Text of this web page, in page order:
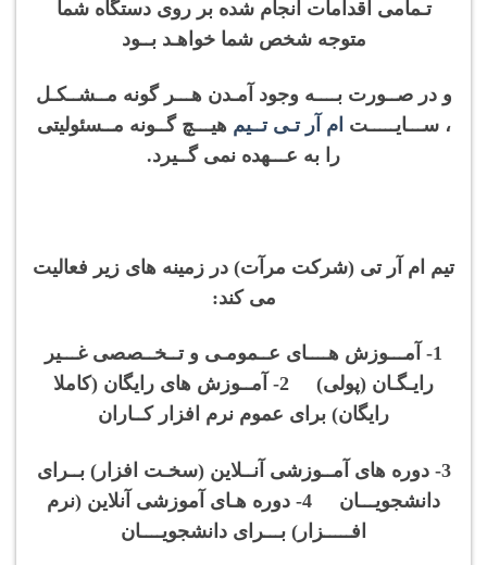
تـمامی اقدامات انجام شده بر روی دستگاه شما
متوجه شخص شما خواهـد بــود
و در صــورت بــــه وجود آمـدن هـــر گونه مــشــکـل
، ســـایـــــت ام آر تـی تــیم هیـــچ گــونه مــسئولیتی
را به عـــهده نمی گــیرد.
تیم ام آر تی (شرکت مرآت) در زمینه های زیر فعالیت
می کند:
1- آمـــوزش هــــای عــمومـی و تــخــصصی غـــیر
رایـگـان (پولی) 2- آمــوزش های رایگان (کاملا
رایگان) برای عموم نرم افزار کــاران
3- دوره های آمــوزشی آنــلاین (سخـت افزار) بــرای
دانشجویـــان 4- دوره هـای آموزشی آنلاین (نرم
افـــــزار) بـــرای دانشجویــــان